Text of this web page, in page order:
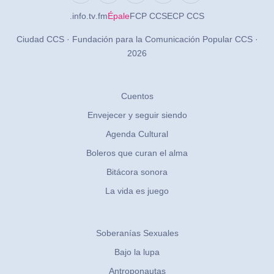
.info .tv .fmÉpaleFCP CCSECP CCS
Ciudad CCS · Fundación para la Comunicación Popular CCS ·
2026
Cuentos
Envejecer y seguir siendo
Agenda Cultural
Boleros que curan el alma
Bitácora sonora
La vida es juego
Soberanías Sexuales
Bajo la lupa
Antroponautas